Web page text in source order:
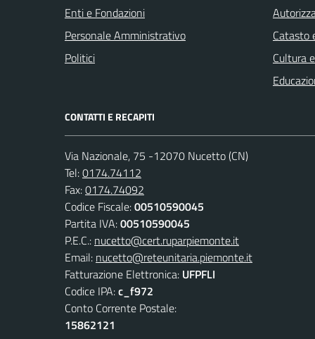
Enti e Fondazioni
Personale Amministrativo
Politici
Catasto
Cultura
CONTATTI E RECAPITI
Via Nazionale, 75 -12070 Nucetto (CN)
Tel:0174.74112
Fax:0174.74092
Codice Fiscale:00510590045
Partita IVA:00510590045
P.E.C.: nucetto@cert.ruparpiemonte.it
Email: nucetto@reteunitaria.piemonte.it
Fatturazione Elettronica: UFPFLI
Codice IPA:c_f972
Conto Corrente Postale:
15862121